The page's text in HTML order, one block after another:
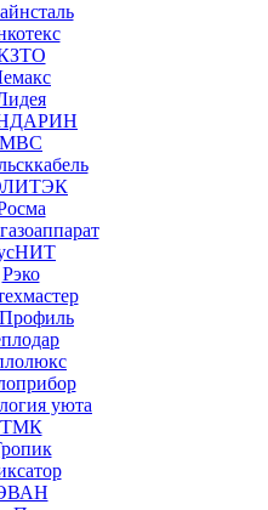
МВС
Рэко
уюта
ТМК